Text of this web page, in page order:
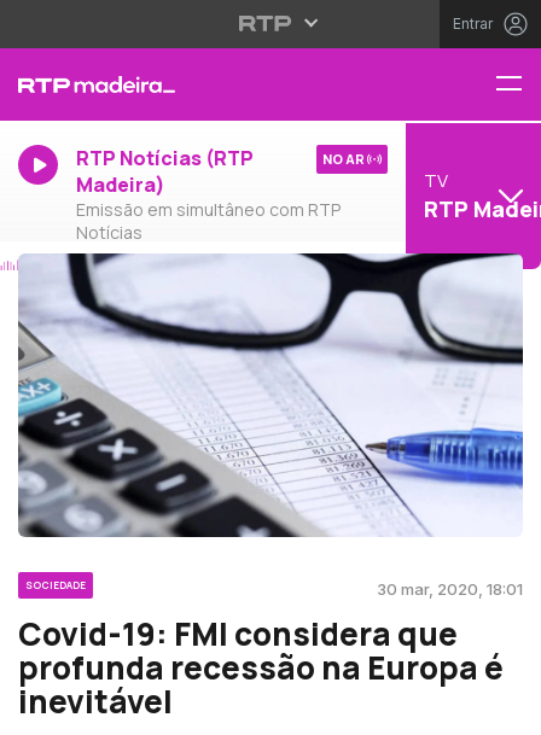
Entrar
RTP Notícias (RTP
Madeira)
Emissão em simultâneo com RTP
Notícias
NO AR
TV
RTP
SOCIEDADE 30 mar, 2020, 18:01
Covid-19: FMI considera que
profunda recessão na Europa é
inevitável